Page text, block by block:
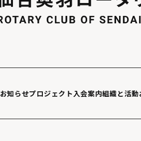
お知らせプロジェクト入会案内組織と活動